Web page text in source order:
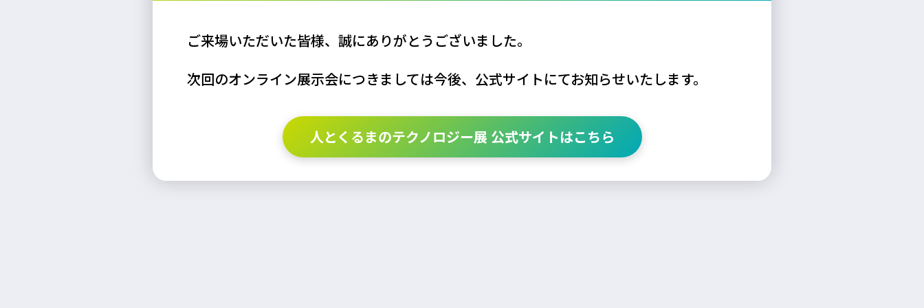
ご来場いただいた皆様、誠にありがとうございました。
次回のオンライン展示会につきましては今後、公式サイトにてお知らせいたします。
人とくるまのテクノロジー展 公式サイトはこちら